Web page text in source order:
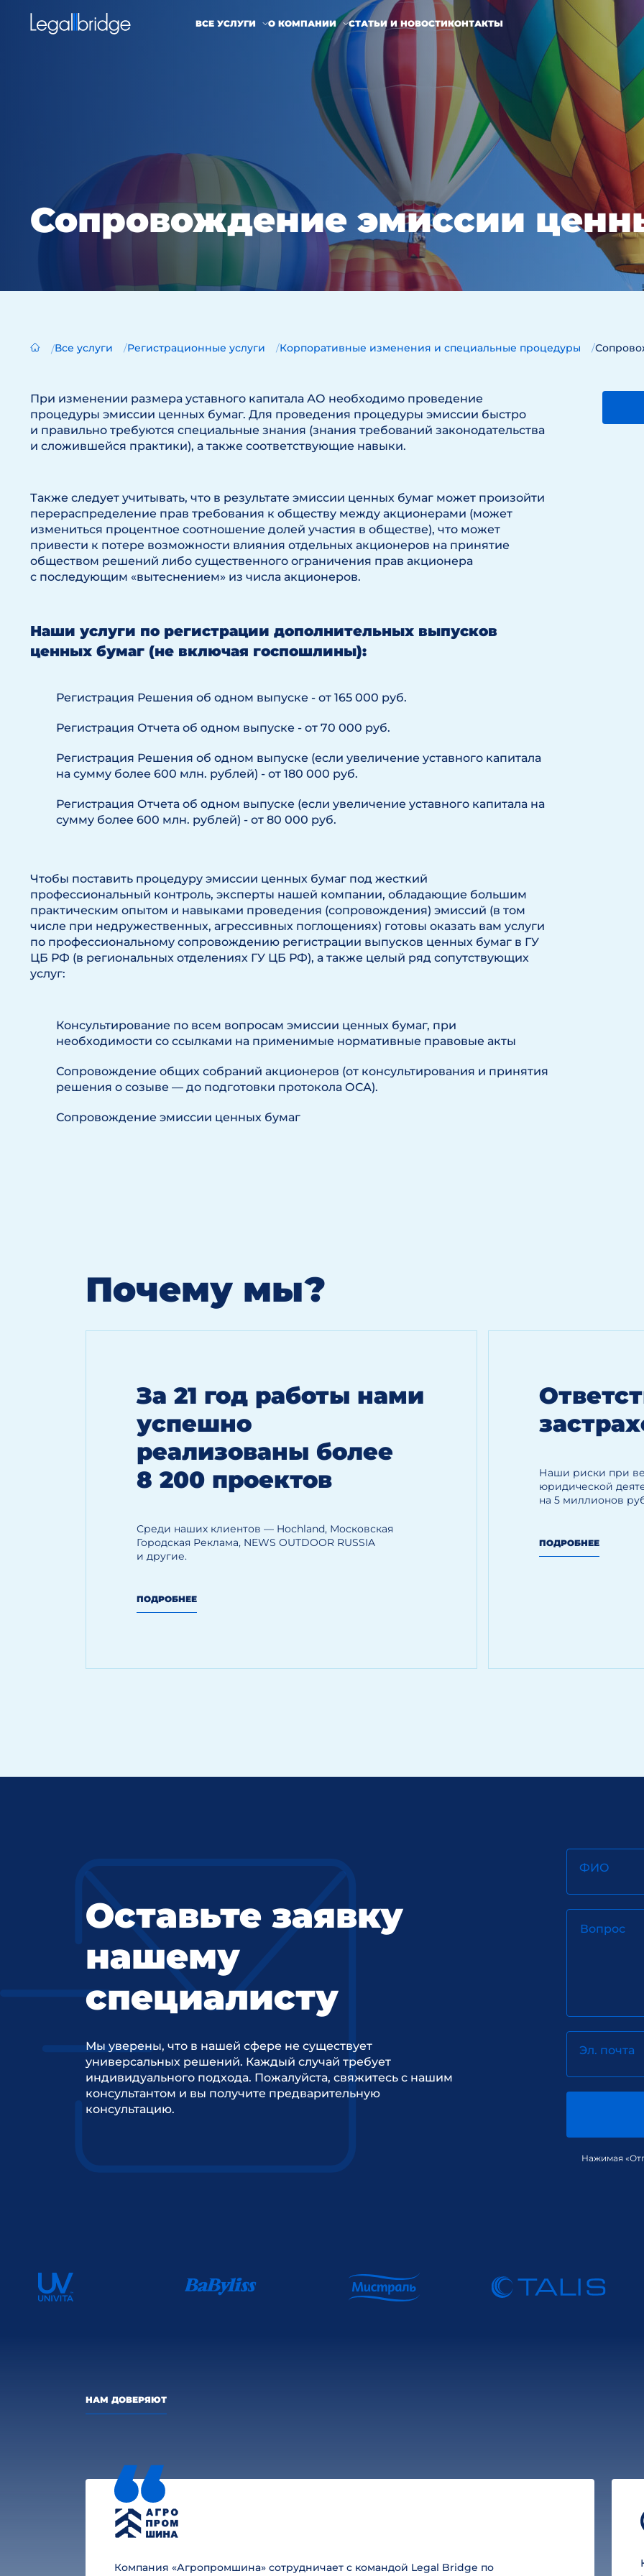
ВСЕ УСЛУГИ О КОМПАНИИ СТАТЬИ И НОВОСТИКОНТАКТЫ
Сопровождение эмиссии
Все услуги Регистрационные услуги Корпоративные изменения и специальные процедуры
При изменении размера уставного капитала АО необходимо проведение
процедуры эмиссии ценных бумаг. Для проведения процедуры эмиссии быстро
и правильно требуются специальные знания (знания требований законодательства
и сложившейся практики), а также соответствующие навыки.
Также следует учитывать, что в результате эмиссии ценных бумаг может произойти
перераспределение прав требования к обществу между акционерами (может
измениться процентное соотношение долей участия в обществе), что может
привести к потере возможности влияния отдельных акционеров на принятие
обществом решений либо существенного ограничения прав акционера
с последующим «вытеснением» из числа акционеров.
Наши услуги по регистрации дополнительных выпусков
ценных бумаг (не включая госпошлины):
Регистрация Решения об одном выпуске - от 165 000 руб.
Регистрация Отчета об одном выпуске - от 70 000 руб.
Регистрация Решения об одном выпуске (если увеличение уставного капитала
на сумму более 600 млн. рублей) - от 180 000 руб.
Регистрация Отчета об одном выпуске (если увеличение уставного капитала на
сумму более 600 млн. рублей) - от 80 000 руб.
Чтобы поставить процедуру эмиссии ценных бумаг под жесткий
профессиональный контроль, эксперты нашей компании, обладающие большим
практическим опытом и навыками проведения (сопровождения) эмиссий (в том
числе при недружественных, агрессивных поглощениях) готовы оказать вам услуги
по профессиональному сопровождению регистрации выпусков ценных бумаг в ГУ
ЦБ РФ (в региональных отделениях ГУ ЦБ РФ), а также целый ряд сопутствующих
услуг:
Консультирование по всем вопросам эмиссии ценных бумаг, при
необходимости со ссылками на применимые нормативные правовые акты
Сопровождение общих собраний акционеров (от консультирования и принятия
решения о созыве — до подготовки протокола ОСА).
Сопровождение эмиссии ценных бумаг
Почему мы?
За 21 год работы нами
успешно
реализованы более
8 200 проектов
Среди наших клиентов — Hoсhland, Московская
Городская Реклама, NEWS OUTDOOR RUSSIA
и другие.
ПОДРОБНЕЕ
Наши риски при
юридической
на 5 миллионов
ПОДРОБНЕЕ
Оставьте заявку
нашему
специалисту
Мы уверены, что в нашей сфере не существует
универсальных решений. Каждый случай требует
индивидуального подхода. Пожалуйста, свяжитесь с нашим
консультантом и вы получите предварительную
консультацию.
ФИО
Вопрос
Эл. почта
Нажимая
НАМ ДОВЕРЯЮТ
Компания «Агропромшина» сотрудничает с командой Legal Bridge по